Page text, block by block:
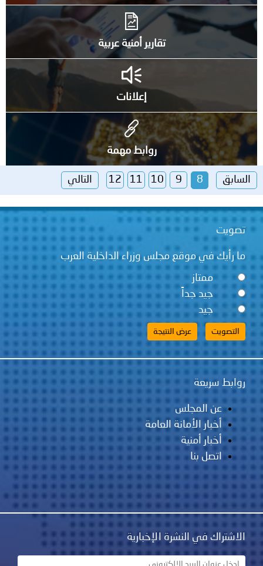
تقارير أمنية عربية
إعلانات
روابط مهمة
السابق 8
9
10
11
12 التالي
تصويت
ما رأيك في موقع مجلس وزراء الداخلية العرب
ممتاز
جيد جداً
جيد
روابط سريعة
عن المجلس
أخبار الأمانة العامة
أخبار أمنية
اتصل بنا
الاشتراك في النشرة الإخبارية